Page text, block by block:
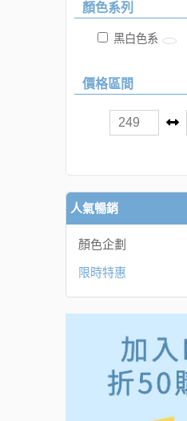
顏色系列
黑白色系
價格區間
人氣暢銷
顏色企劃
限時特惠